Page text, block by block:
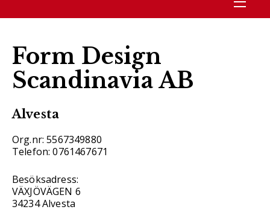
Form Design
Scandinavia AB
Alvesta
Org.nr: 5567349880
Telefon: 0761467671
Besöksadress:
VÄXJÖVÄGEN 6
34234 Alvesta